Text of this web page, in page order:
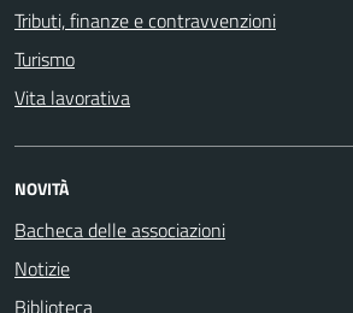
Tributi, finanze e contravvenzioni
Turismo
Vita lavorativa
NOVITÀ
Bacheca delle associazioni
Notizie
Biblioteca